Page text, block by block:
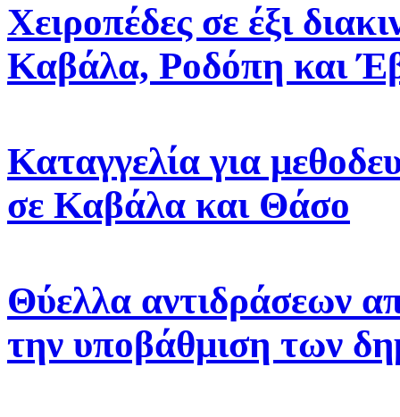
Χειροπέδες σε έξι
Καβάλα, Ροδόπη και
Καταγγελία για
σε Καβάλα και Θάσο
Θύελλα αντιδράσεων
την υποβάθμιση των